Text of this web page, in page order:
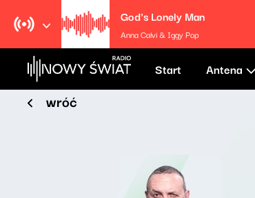
God's Lonely Man
Anna Calvi & Iggy Pop
Start Antena
wróć